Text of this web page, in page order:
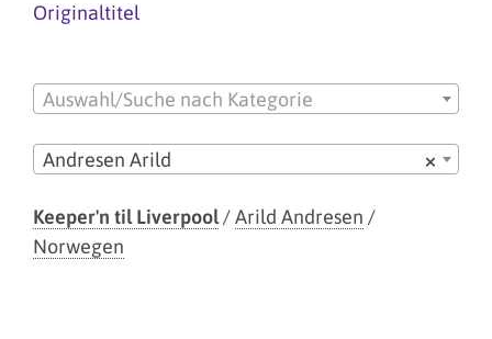
Originaltitel
Auswahl/Suche nach Kategorie
×
Andresen Arild
Keeper'n til Liverpool/Arild Andresen /
Norwegen